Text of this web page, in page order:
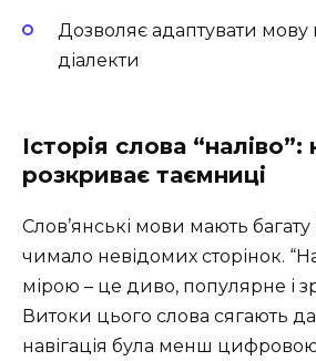
Дозволяє адаптувати мову
діалекти
Історія слова
розкриває таємниці
Слов’янські мови мають багату
чимало невідомих сторінок.
мірою – це диво, популярне і
Витоки цього слова сягають
навігація була менш